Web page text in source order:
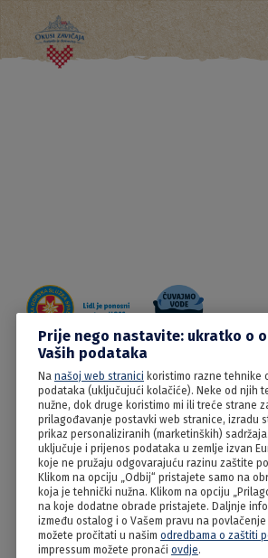
15.06.2022
Vidovečki gibanik
Prije nego nastavite: ukratko o
Vaših podataka
Na našoj web stranici koristimo razne tehnike
podataka (uključujući kolačiće). Neke od njih
nužne, dok druge koristimo mi ili treće strane
prilagođavanje postavki web stranice, izradu
prikaz personaliziranih (marketinških)
uključuje i prijenos podataka u zemlje izvan
koje ne pružaju odgovarajuću razinu zaštite
Klikom na opciju „Odbij“ pristajete samo na
koja je tehnički nužna. Klikom na opciju
na koje dodatne obrade pristajete. Daljnje
između ostalog i o Vašem pravu na
možete pročitati u našim odredbama o zaštiti
impressum možete pronaći ovdje.